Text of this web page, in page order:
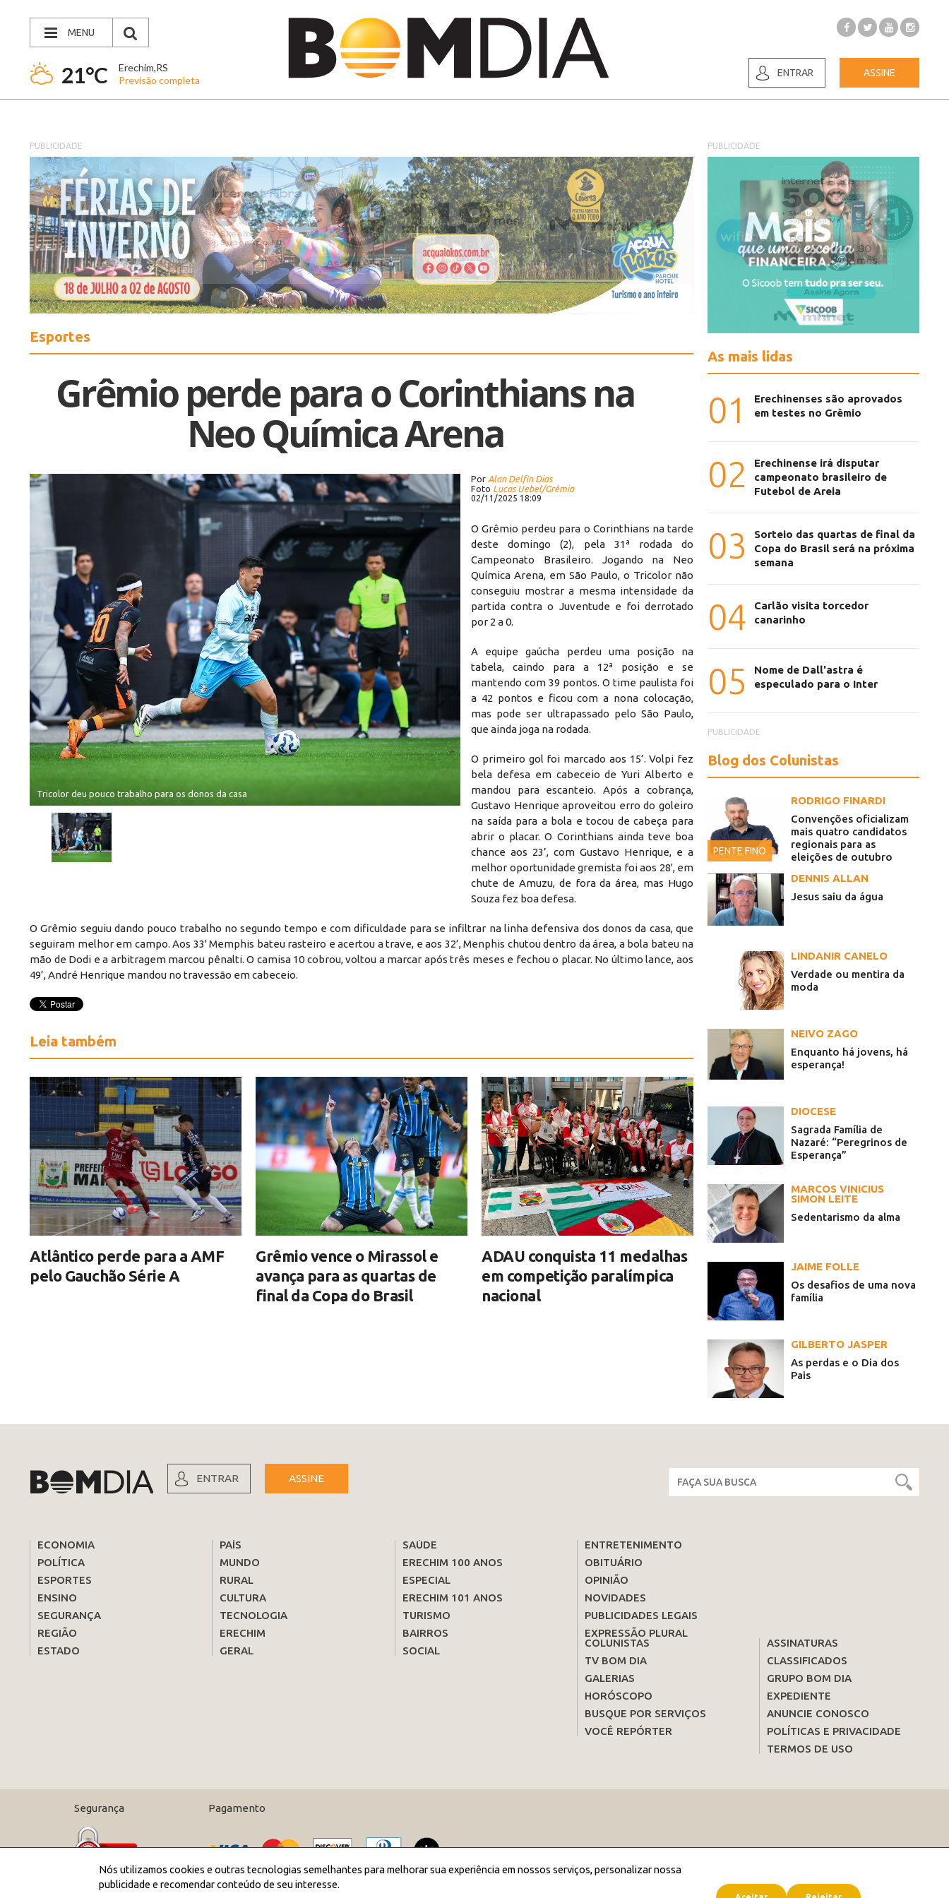
MENU
21°C
Erechim,RS
Previsão completa
ENTRAR ASSINE
PUBLICIDADE
Esportes
Grêmio perde para o Corinthians na
Neo Química Arena
Tricolor deu pouco trabalho para os donos da casa
Por Alan Delfin Dias
Foto Lucas Uebel/Grêmio
02/11/2025 18:09
O Grêmio perdeu para o Corinthians na tarde
deste domingo (2), pela 31ª rodada do
Campeonato Brasileiro. Jogando na Neo
Química Arena, em São Paulo, o Tricolor não
conseguiu mostrar a mesma intensidade da
partida contra o Juventude e foi derrotado
por 2 a 0.
A equipe gaúcha perdeu uma posição na
tabela, caindo para a 12ª posição e se
mantendo com 39 pontos. O time paulista foi
a 42 pontos e ficou com a nona colocação,
mas pode ser ultrapassado pelo São Paulo,
que ainda joga na rodada.
O primeiro gol foi marcado aos 15’. Volpi fez
bela defesa em cabeceio de Yuri Alberto e
mandou para escanteio. Após a cobrança,
Gustavo Henrique aproveitou erro do goleiro
na saída para a bola e tocou de cabeça para
abrir o placar. O Corinthians ainda teve boa
chance aos 23’, com Gustavo Henrique, e a
melhor oportunidade gremista foi aos 28', em
chute de Amuzu, de fora da área, mas Hugo
Souza fez boa defesa.
O Grêmio seguiu dando pouco trabalho no segundo tempo e com dificuldade para se infiltrar na linha defensiva dos donos da casa, que
seguiram melhor em campo. Aos 33' Memphis bateu rasteiro e acertou a trave, e aos 32’, Menphis chutou dentro da área, a bola bateu na
mão de Dodi e a arbitragem marcou pênalti. O camisa 10 cobrou, voltou a marcar após três meses e fechou o placar. No último lance, aos
49’, André Henrique mandou no travessão em cabeceio.
Leia também
Atlântico perde para a AMF
pelo Gauchão Série A
Grêmio vence o Mirassol e
avança para as quartas de
final da Copa do Brasil
ADAU conquista 11 medalhas
em competição paralímpica
nacional
PUBLICIDADE
As mais lidas
01
Erechinenses são aprovados
em testes no Grêmio
02
Erechinense irá disputar
campeonato brasileiro de
Futebol de Areia
03
Sorteio das quartas de final da
Copa do Brasil será na próxima
semana
04
Carlão visita torcedor
canarinho
05
Nome de Dall'astra é
especulado para o Inter
PUBLICIDADE
Blog dos Colunistas
PENTE FINO
RODRIGO FINARDI
Convenções oficializam
mais quatro candidatos
regionais para as
eleições de outubro
DENNIS ALLAN
Jesus saiu da água
LINDANIR CANELO
Verdade ou mentira da
moda
NEIVO ZAGO
Enquanto há jovens, há
esperança!
DIOCESE
Sagrada Família de
Nazaré: “Peregrinos de
Esperança”
MARCOS VINICIUS
SIMON LEITE
Sedentarismo da alma
JAIME FOLLE
Os desafios de uma nova
família
GILBERTO JASPER
As perdas e o Dia dos
Pais
ENTRAR ASSINE
ECONOMIA
POLÍTICA
ESPORTES
ENSINO
SEGURANÇA
REGIÃO
ESTADO
PAÍS
MUNDO
RURAL
CULTURA
TECNOLOGIA
ERECHIM
GERAL
SAÚDE
ERECHIM 100 ANOS
ESPECIAL
ERECHIM 101 ANOS
TURISMO
BAIRROS
SOCIAL
ENTRETENIMENTO
OBITUÁRIO
OPINIÃO
NOVIDADES
PUBLICIDADES LEGAIS
EXPRESSÃO PLURAL
COLUNISTAS
TV BOM DIA
GALERIAS
HORÓSCOPO
BUSQUE POR SERVIÇOS
VOCÊ REPÓRTER
ASSINATURAS
CLASSIFICADOS
GRUPO BOM DIA
EXPEDIENTE
ANUNCIE CONOSCO
POLÍTICAS E PRIVACIDADE
TERMOS DE USO
Segurança Pagamento
Nós utilizamos cookies e outras tecnologias semelhantes para melhorar sua experiência em nossos serviços, personalizar nossa
publicidade e recomendar conteúdo de seu interesse.